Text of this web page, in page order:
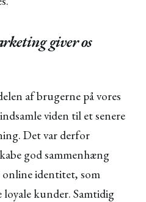
giver os
af brugerne på vores
viden til et senere
Det var derfor
god sammenhæng
online identitet, som
kunder. Samtidig